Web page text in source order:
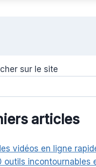
sur le site
articles
vidéos en ligne
outils incontournables